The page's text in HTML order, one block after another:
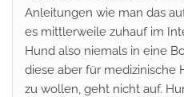
Anleitungen wie man das
es mittlerweile zuhauf im
Hund also niemals in eine
diese aber für medizinische
zu wollen, geht nicht auf.